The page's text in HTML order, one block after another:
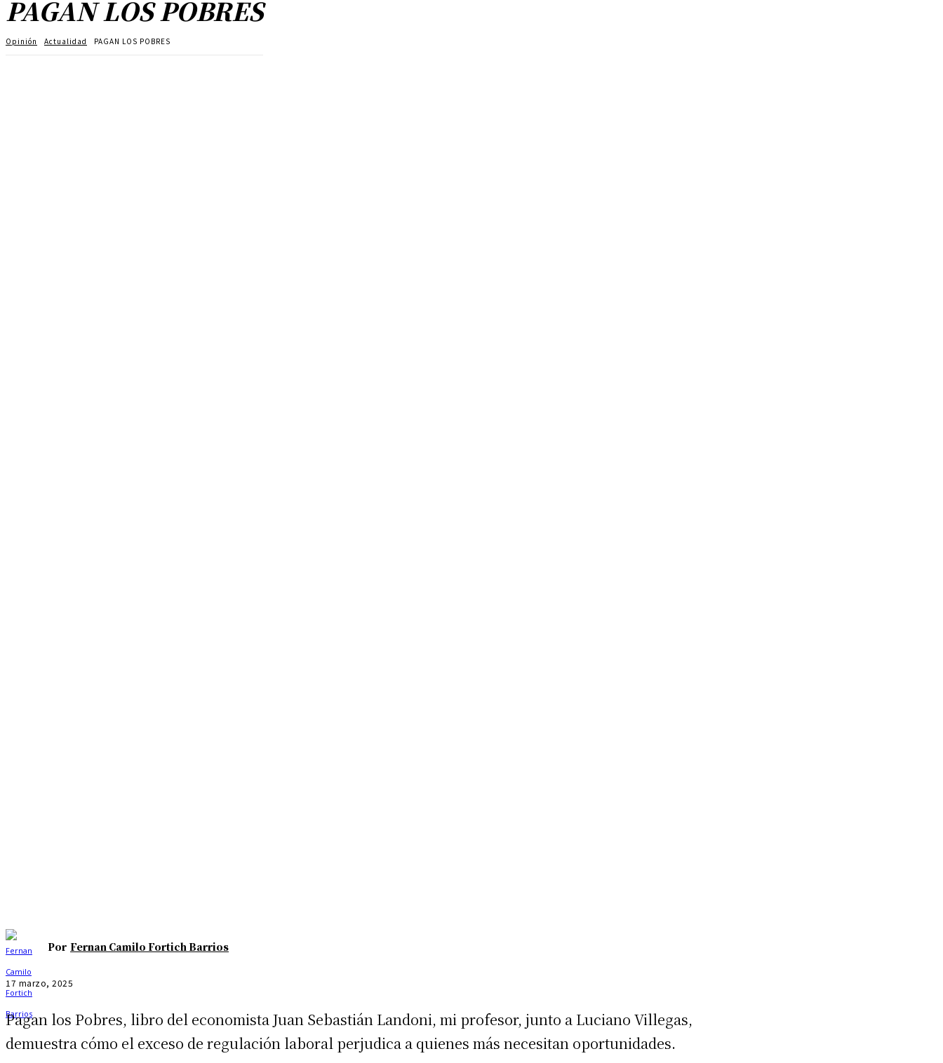
PAGAN LOS POBRES
Opinión Actualidad PAGAN LOS POBRES
Por Fernan Camilo Fortich Barrios
17 marzo, 2025
Pagan los Pobres, libro del economista Juan Sebastián Landoni, mi profesor, junto a Luciano Villegas,
demuestra cómo el exceso de regulación laboral perjudica a quienes más necesitan oportunidades.